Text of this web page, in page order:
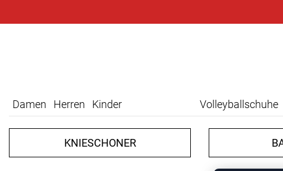
Damen Herren Kinder Volleyballschuhe
KNIESCHONER